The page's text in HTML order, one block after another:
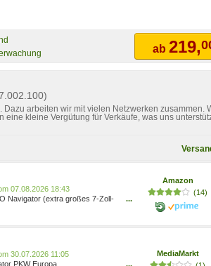
ab 219,
arbeiten wir mit vielen Netzwerken zusammen.
eine kleine Vergütung für Verkäufe, was uns
07.08.2026 18:43
Navigator (extra großes 7-Zoll-
...
Amazon
(14)
30.07.2026 11:05
PKW Europa
...
MediaMarkt